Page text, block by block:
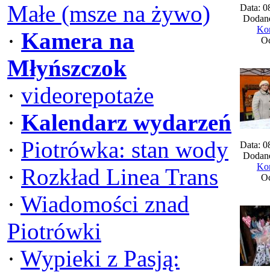
Małe (msze na żywo)
· Kamera na
Młyńszczok
· videorepotaże
· Kalendarz wydarzeń
· Piotrówka: stan wody
· Rozkład Linea Trans
· Wiadomości znad
Piotrówki
· Wypieki z Pasją:
Data:
Data: